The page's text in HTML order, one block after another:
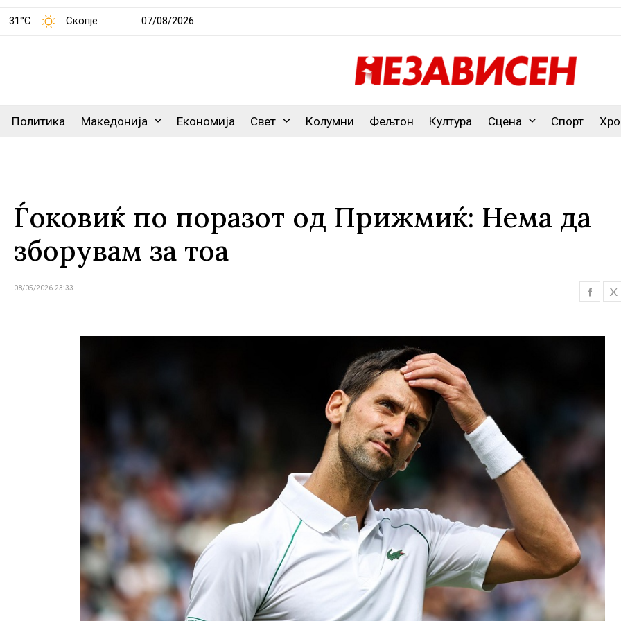
31°C Скопје 07/08/2026
Политика Македонија Економија Свет Колумни Фељтон Култура Сцена Спорт
Ѓоковиќ по поразот од Прижмиќ: Нема да
зборувам за тоа
08/05/2026 23:33